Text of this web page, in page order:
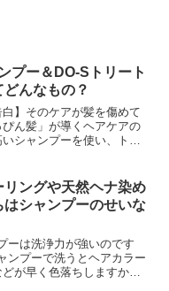
プー＆DO-Sトリート
どんなもの？
白】そのケアが髪を傷めて
ん髪」が導くヘアケアの
シャンプーを使い、トリ
変なクセ...
リングや天然ヘナ染め
はシャンプーのせいな
ーは洗浄力が強いのです
ンプーで洗うとヘアカラー
が早く色落ちしますか？